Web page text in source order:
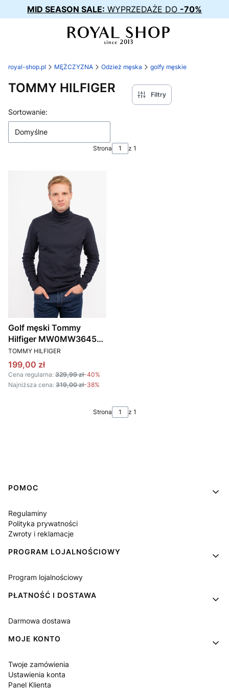
MID SEASON SALE: WYPRZEDAŻE DO -70%
royal-shop.pl MĘŻCZYZNA Odzież męska golfy męskie
TOMMY HILFIGER Filtry
Lista produktów
Sortowanie:
Domyślne
Strona z 1
Golf męski Tommy
Hilfiger MW0MW36451
granatowy
PRODUCENT
TOMMY HILFIGER
Cena promocyjna
199,00 zł
Cena regularna: 329,99 zł-40%
Najniższa cena: 319,00 zł-38%
Strona z 1
Linki w stopce
POMOC
Regulaminy
Polityka prywatności
Zwroty i reklamacje
PROGRAM LOJALNOŚCIOWY
Program lojalnościowy
PŁATNOŚĆ I DOSTAWA
Darmowa dostawa
MOJE KONTO
Twoje zamówienia
Ustawienia konta
Panel Klienta